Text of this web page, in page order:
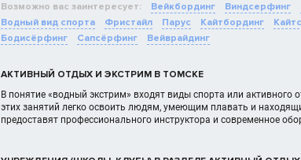
Возможно вас заинтересует: Вейкбординг Виндсерфинг
Водный вид спорта
Фристайл Парус Кайтбординг
Бодисёрфинг
Сапсёрфинг Вейврайдинг
АКТИВНЫЙ ОТДЫХ И ЭКСТРИМ В ТОМСКЕ
В понятие «водный экстрим» входят виды спорта или
этих занятий легко освоить людям, умеющим плавать и
предоставят профессионального инструктора и современное